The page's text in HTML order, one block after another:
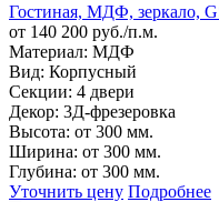
Гостиная, МДФ, зеркало,
от 140 200 руб./п.м.
Материал: МДФ
Вид: Корпусный
Секции: 4 двери
Декор: 3Д-фрезеровка
Высота: от 300 мм.
Ширина: от 300 мм.
Глубина: от 300 мм.
Уточнить цену Подробнее